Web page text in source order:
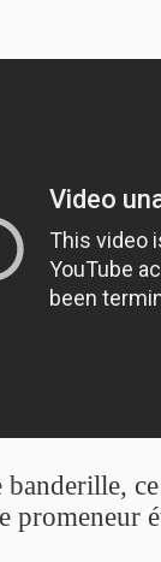
banderille,
promeneur